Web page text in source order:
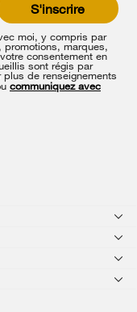
S'inscrire
moi, y compris par
marques,
consentement en
sont régis par
plus de renseignements
communiquez avec